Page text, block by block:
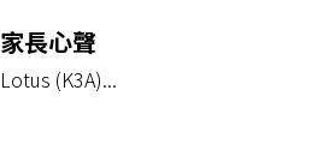
家長心聲
Lotus (K3A)...